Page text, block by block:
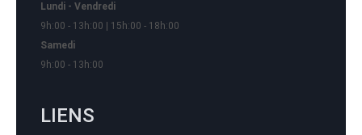
Lundi - Vendredi
9h:00 - 13h:00 | 15h:00 - 18h:00
Samedi
9h:00 - 13h:00
LIENS